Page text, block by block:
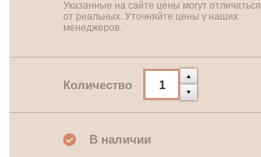
Указанные на сайте цены могут отличаться
от реальных. Уточняйте цены у наших
менеджеров.
Количество
В наличии